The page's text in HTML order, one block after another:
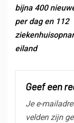
bijna 400
per dag en 112
eiland
Geef een
Je e-
velden zijn